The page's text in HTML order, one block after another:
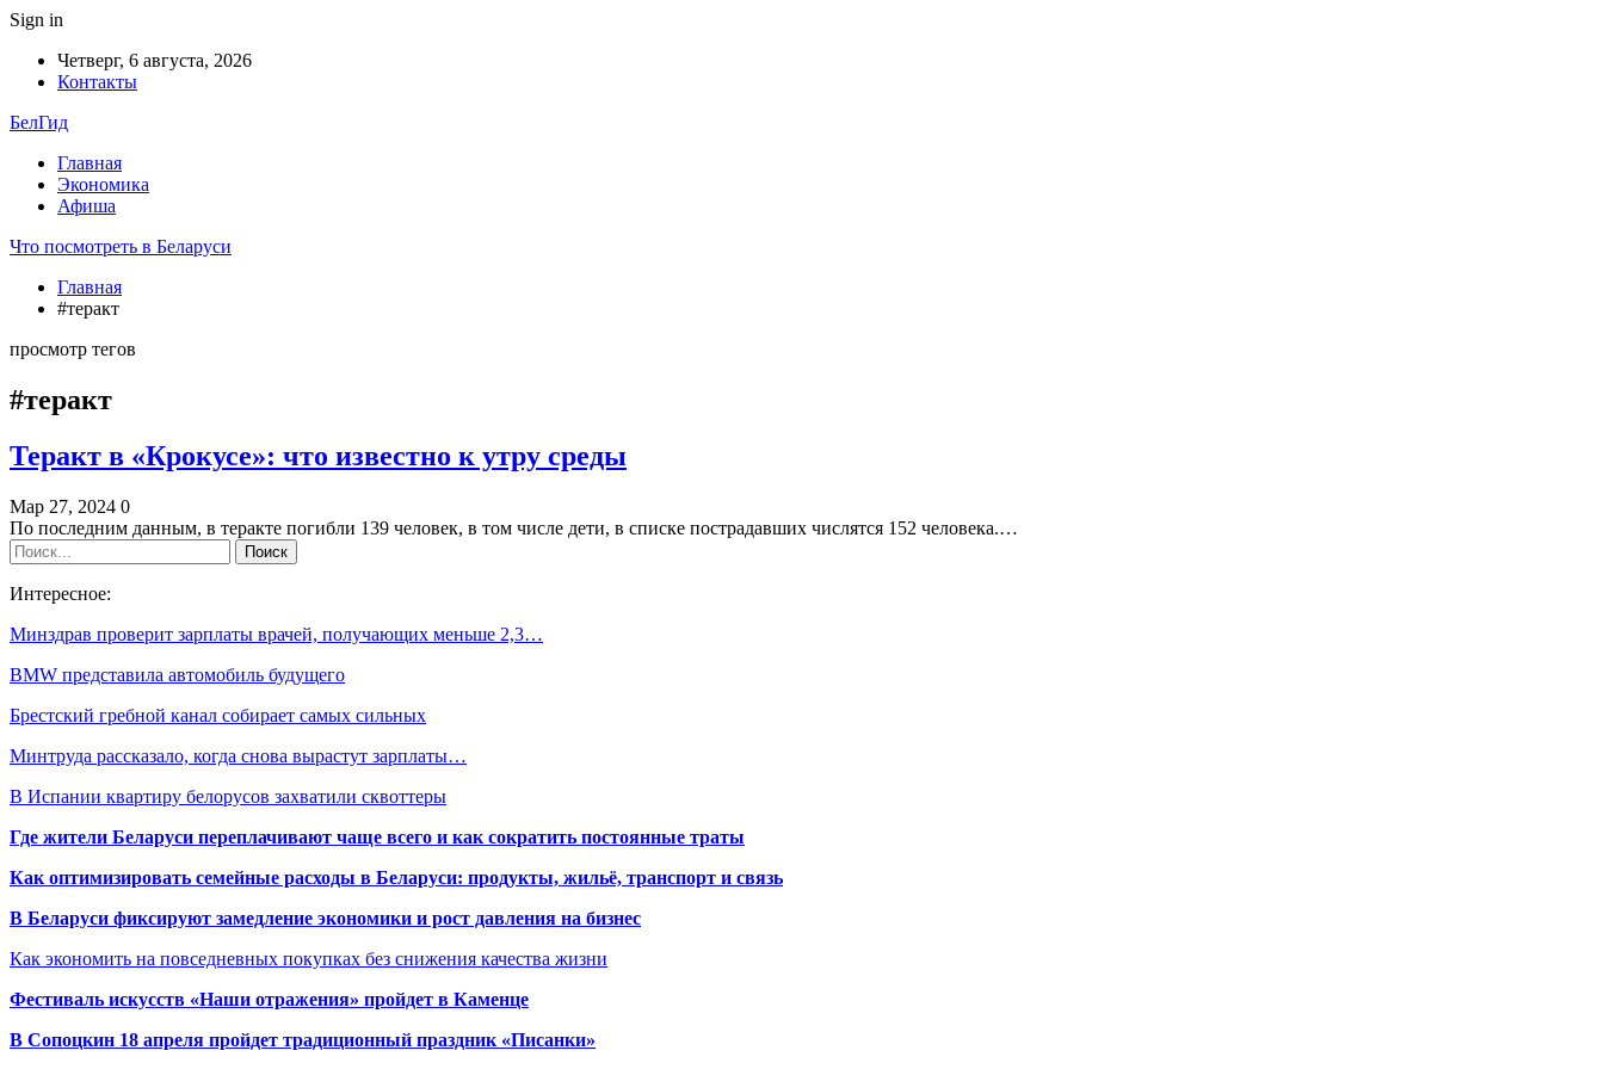
Sign in
Четверг, 6 августа, 2026
Контакты
БелГид
Главная
Экономика
Афиша
Что посмотреть в Беларуси
Главная
#теракт
просмотр тегов
#теракт
Теракт в «Крокусе»: что известно к утру среды
Мар 27, 2024 0
По последним данным, в теракте погибли 139 человек, в том числе дети, в списке пострадавших числятся 152 человека.…
Интересное:
Минздрав проверит зарплаты врачей, получающих меньше 2,3…
BMW представила автомобиль будущего
Брестский гребной канал собирает самых сильных
Минтруда рассказало, когда снова вырастут зарплаты…
В Испании квартиру белорусов захватили сквоттеры
Где жители Беларуси переплачивают чаще всего и как сократить постоянные траты
Как оптимизировать семейные расходы в Беларуси: продукты, жильё, транспорт и связь
В Беларуси фиксируют замедление экономики и рост давления на бизнес
Как экономить на повседневных покупках без снижения качества жизни
Фестиваль искусств «Наши отражения» пройдет в Каменце
В Сопоцкин 18 апреля пройдет традиционный праздник «Писанки»